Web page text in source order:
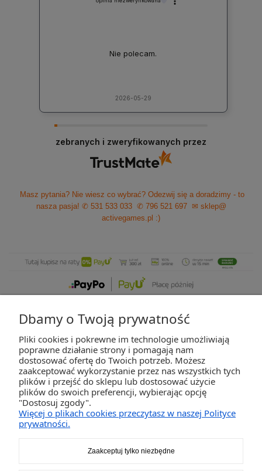
Nie polecam.
2026-05-29
zebranych i zweryfikowanych przez
Masz pytania? Nie wiesz co wybrać? Odezwij się a doradzimy - to
nasza pasja! ✆ 531 533 033 ✆ 796 521 697
✉ sklep@
activegames.pl :)
ZAKUPY
POMOC
Dbamy o Twoją prywatność
Pliki cookies i pokrewne im technologie umożliwiają
poprawne działanie strony i pomagają nam
dostosować ofertę do Twoich potrzeb. Możesz
zaakceptować wykorzystanie przez nas wszystkich tych
plików i przejść do sklepu lub dostosować użycie
plików do swoich preferencji, wybierając opcję
"Dostosuj zgody".
Więcej o plikach cookies przeczytasz w naszej Polityce
prywatności.
Zaakceptuj tylko niezbędne